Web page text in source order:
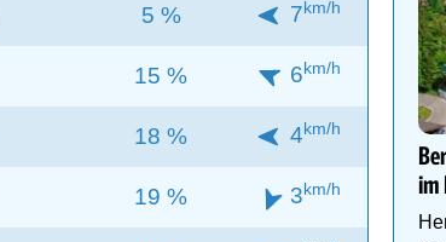
5 % 7km/h
15 % 6km/h
18 % 4km/h
19 % 3km/h im